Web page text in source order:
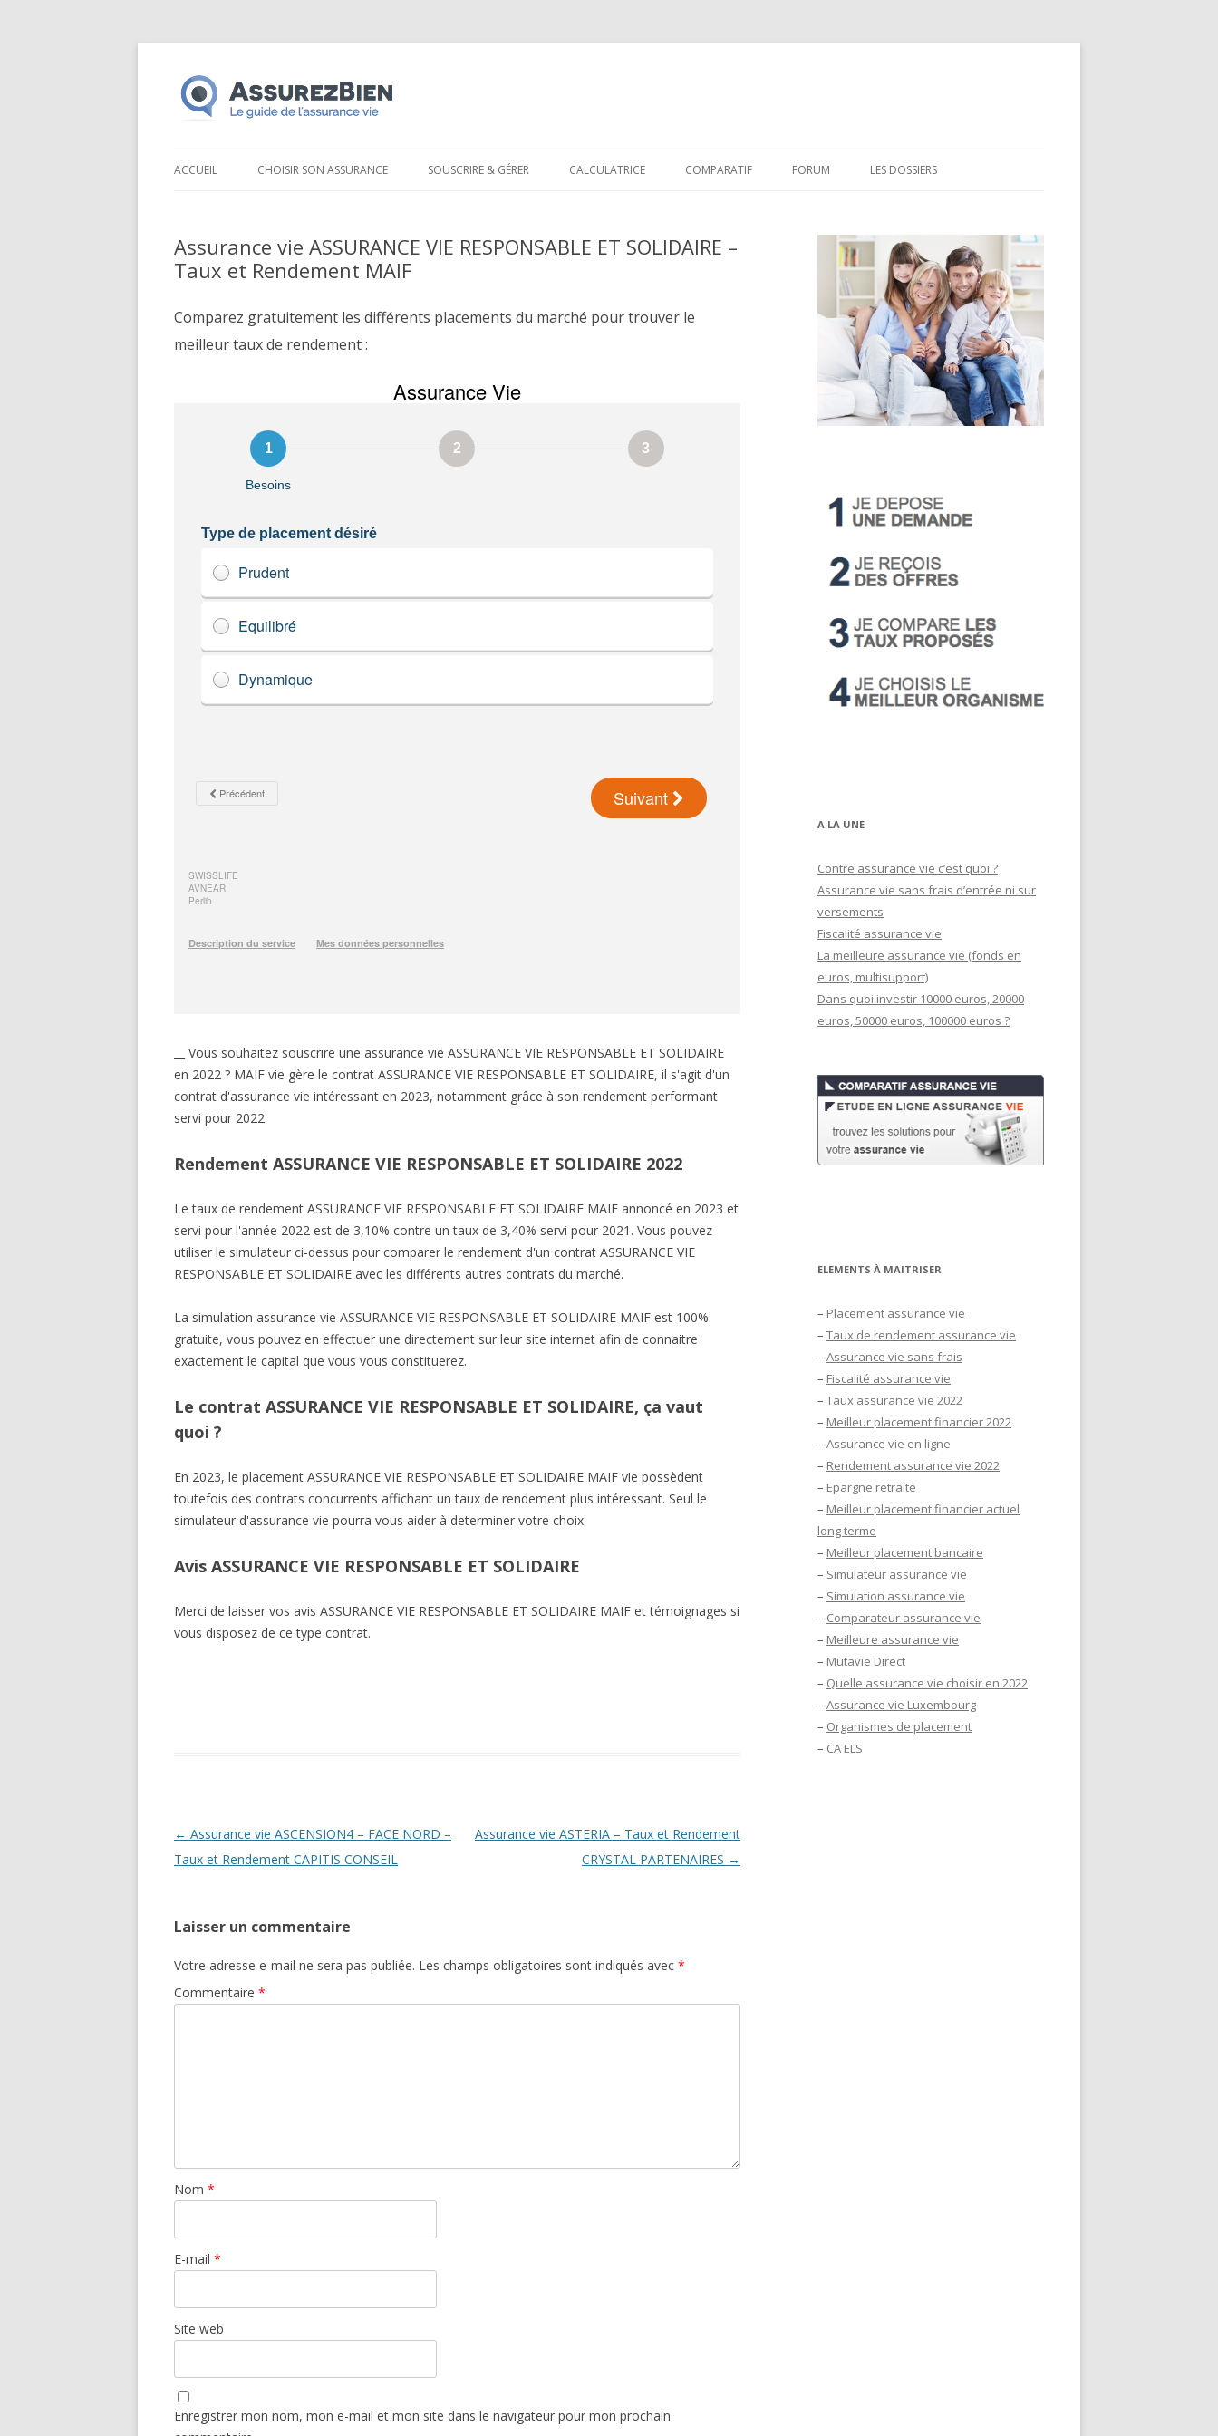
au
ACCUEIL CHOISIR SON ASSURANCE SOUSCRIRE & GÉRER CALCULATRICE COMPARATIF FORUM LES DOSSIERS
CODEVI
COMPTE À TERME
CSL
LDD
LEP
PEL
PERP
Assurance vie ASSURANCE VIE RESPONSABLE ET SOLIDAIRE –
Taux et Rendement MAIF
Comparez gratuitement les différents placements du marché pour trouver le
meilleur taux de rendement :
__ Vous souhaitez souscrire une assurance vie ASSURANCE VIE RESPONSABLE ET SOLIDAIRE
en 2022 ? MAIF vie gère le contrat ASSURANCE VIE RESPONSABLE ET SOLIDAIRE, il s'agit d'un
contrat d'assurance vie intéressant en 2023, notamment grâce à son rendement performant
servi pour 2022.
Rendement ASSURANCE VIE RESPONSABLE ET SOLIDAIRE 2022
Le taux de rendement ASSURANCE VIE RESPONSABLE ET SOLIDAIRE MAIF annoncé en 2023 et
servi pour l'année 2022 est de 3,10% contre un taux de 3,40% servi pour 2021. Vous pouvez
utiliser le simulateur ci-dessus pour comparer le rendement d'un contrat ASSURANCE VIE
RESPONSABLE ET SOLIDAIRE avec les différents autres contrats du marché.
La simulation assurance vie ASSURANCE VIE RESPONSABLE ET SOLIDAIRE MAIF est 100%
gratuite, vous pouvez en effectuer une directement sur leur site internet afin de connaitre
exactement le capital que vous vous constituerez.
Le contrat ASSURANCE VIE RESPONSABLE ET SOLIDAIRE, ça vaut
quoi ?
En 2023, le placement ASSURANCE VIE RESPONSABLE ET SOLIDAIRE MAIF vie possèdent
toutefois des contrats concurrents affichant un taux de rendement plus intéressant. Seul le
simulateur d'assurance vie pourra vous aider à determiner votre choix.
Avis ASSURANCE VIE RESPONSABLE ET SOLIDAIRE
Merci de laisser vos avis ASSURANCE VIE RESPONSABLE ET SOLIDAIRE MAIF et témoignages si
vous disposez de ce type contrat.
Navigation
des
← Assurance vie ASCENSION4 – FACE NORD –
Taux et Rendement CAPITIS CONSEIL
Assurance vie ASTERIA – Taux et Rendement
CRYSTAL PARTENAIRES →
Laisser un commentaire
Votre adresse e-mail ne sera pas publiée. Les champs obligatoires sont indiqués avec *
Commentaire *
Nom *
E-mail *
Site web
Enregistrer mon nom, mon e-mail et mon site dans le navigateur pour mon prochain
A LA UNE
Contre assurance vie c’est quoi ?
Assurance vie sans frais d’entrée ni sur
versements
Fiscalité assurance vie
La meilleure assurance vie (fonds en
euros, multisupport)
Dans quoi investir 10000 euros, 20000
euros, 50000 euros, 100000 euros ?
ELEMENTS À MAITRISER
– Placement assurance vie
– Taux de rendement assurance vie
– Assurance vie sans frais
– Fiscalité assurance vie
– Taux assurance vie 2022
– Meilleur placement financier 2022
– Assurance vie en ligne
– Rendement assurance vie 2022
– Epargne retraite
– Meilleur placement financier actuel
long terme
– Meilleur placement bancaire
– Simulateur assurance vie
– Simulation assurance vie
– Comparateur assurance vie
– Meilleure assurance vie
– Mutavie Direct
– Quelle assurance vie choisir en 2022
– Assurance vie Luxembourg
– Organismes de placement
– CA ELS